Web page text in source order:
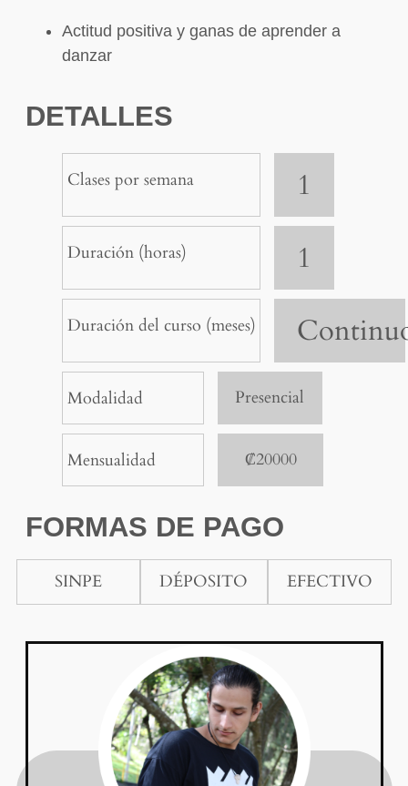
Actitud positiva y ganas de aprender a
danzar
DETALLES
Clases por semana 1
Duración (horas) 1
Duración del curso (meses)
Modalidad Presencial
Mensualidad ₡20000
FORMAS DE PAGO
SINPE DÉPOSITO EFECTIVO